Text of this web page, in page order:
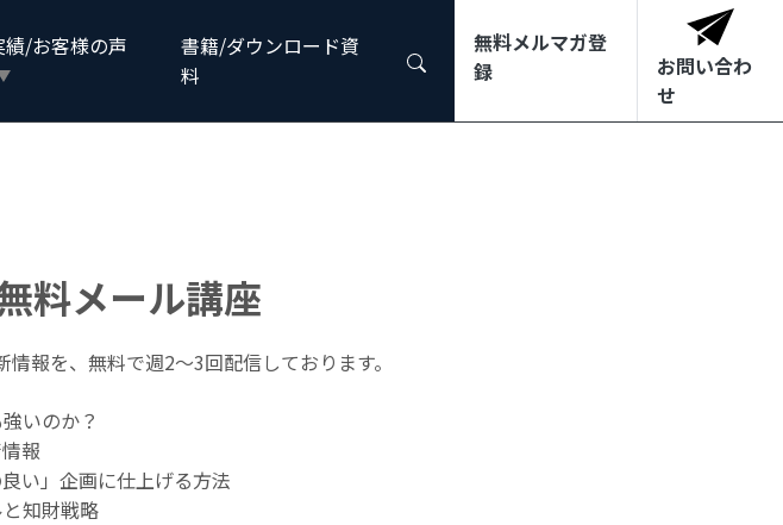
績/お客様の声
書籍/ダウンロード資
料
無料メルマガ登
録
お問い合わ
せ
料メール講座
報を、無料で週2〜3回配信しております。
いのか？
報
い」企画に仕上げる方法
知財戦略